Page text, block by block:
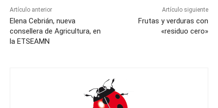
Artículo anterior
Elena Cebrián, nueva
consellera de Agricultura, en
la ETSEAMN
Artículo siguiente
Frutas y verduras con
«residuo cero»